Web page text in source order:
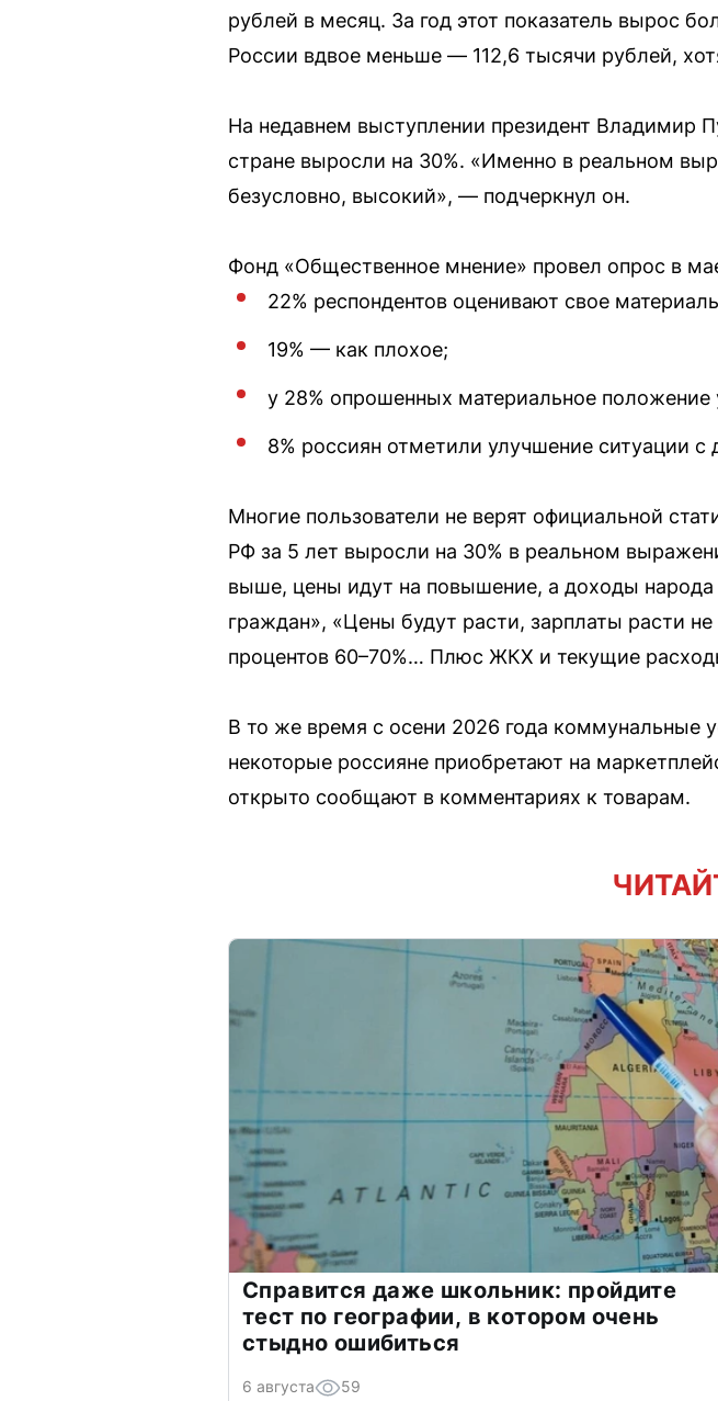
рублей в месяц. За год этот показатель вырос
России вдвое меньше — 112,6 тысячи рублей,
На недавнем выступлении президент Владимир
стране выросли на 30%. «Именно в реальном
безусловно, высокий», — подчеркнул он.
Фонд «Общественное мнение» провел опрос в
22% респондентов оценивают свое
19% — как плохое;
у 28% опрошенных материальное положение
8% россиян отметили улучшение ситуации с
Многие пользователи не верят официальной
РФ за 5 лет выросли на 30% в реальном
выше, цены идут на повышение, а доходы народа
граждан», «Цены будут расти, зарплаты расти
процентов 60–70%… Плюс ЖКХ и текущие
В то же время с осени 2026 года коммунальные
некоторые россияне приобретают на
открыто сообщают в комментариях к товарам.
Справится даже школьник: пройдите
тест по географии, в котором очень
стыдно ошибиться
6 августа 59